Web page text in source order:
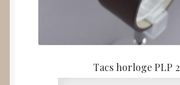
Tacs horloge PLP 2